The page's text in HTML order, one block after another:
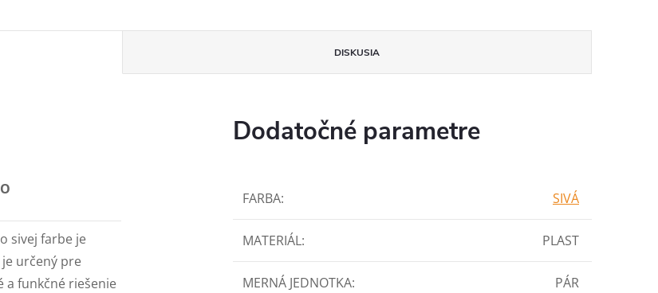
DISKUSIA
sivej farbe je
určený pre
a funkčné riešenie
Dodatočné parametre
FARBA: SIVÁ
MATERIÁL: PLAST
MERNÁ JEDNOTKA: PÁR